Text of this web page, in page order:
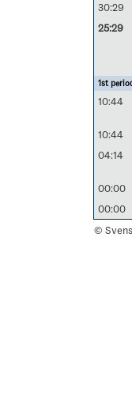
30:29
25:29
1st
10:44
10:44
04:14
00:00
00:00
©